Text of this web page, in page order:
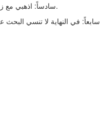
سادساً: اذهبي مع زوجكِ للـ ملاهي المائية أو غيرها، فقط استغلي كل لحظة في ممارسة الأشياء الجنونية بالنسبة لكِ.
سابعاً: في النهاية لا تنسي